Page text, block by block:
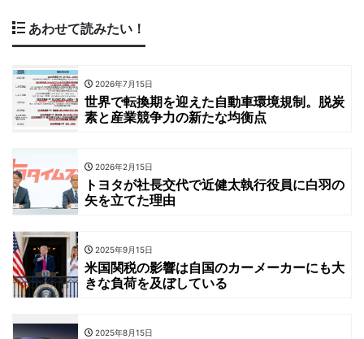
あわせて読みたい！
2026年7月15日
世界で転換期を迎えた自動車環境規制。脱炭
素と産業競争力の新たな均衡点
2026年2月15日
トヨタが社長交代で近健太執行役員に白羽の
矢を立てた理由
2025年9月15日
米国関税の影響は自国のカーメーカーにも大
きな負荷を及ぼしている
2025年8月15日